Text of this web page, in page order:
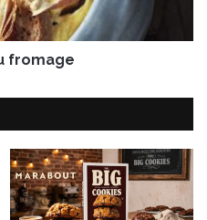
fromage